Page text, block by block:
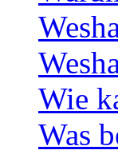
Wie
Was